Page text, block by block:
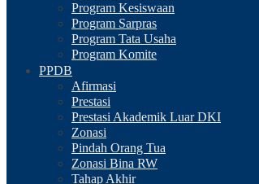
Program Kesiswaan
Program Sarpras
Program Tata Usaha
Program Komite
PPDB
Afirmasi
Prestasi
Prestasi Akademik Luar DKI
Zonasi
Pindah Orang Tua
Zonasi Bina RW
Tahap Akhir